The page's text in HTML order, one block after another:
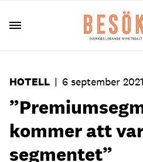
HOTELL | 6 september 2021
kommer att
segmentet”